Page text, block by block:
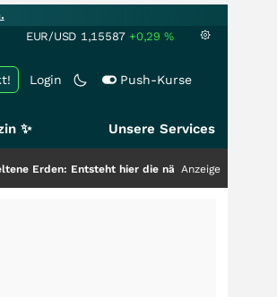
EUR/USD 1,15587 +0,29 %
Login Push-Kurse
✨ Unsere Services
hier die nächste Milliardenstory?
Anzeige